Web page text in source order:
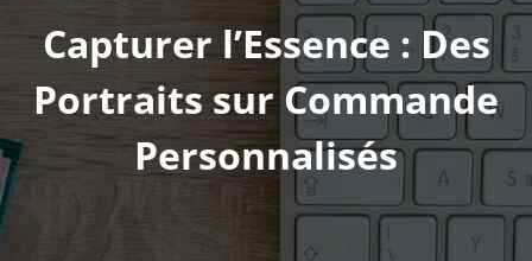
Capturer l’Essence : Des
Portraits sur Commande
Personnalisés